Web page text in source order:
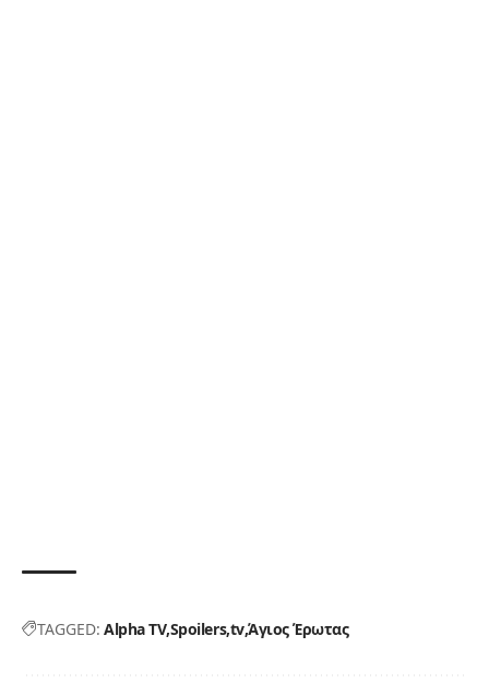
TAGGED: Alpha TVSpoilers tvΆγιος Έρωτας